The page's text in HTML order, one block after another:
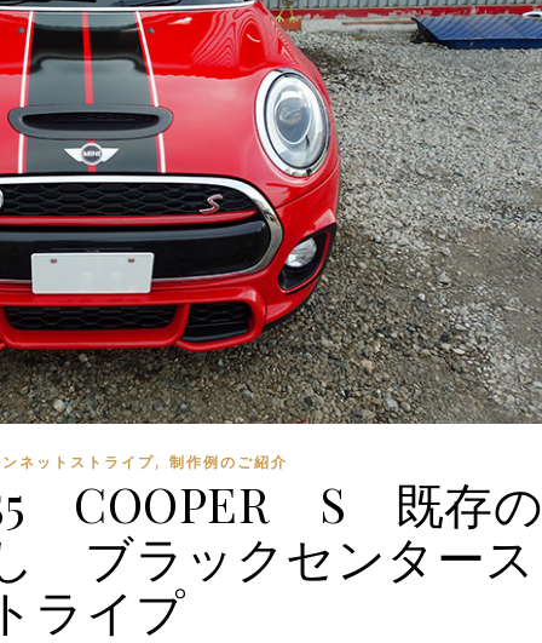
ネットストライプ, 制作例のご紹介
COOPER S 既存の
ブラックセンタース
ライプ